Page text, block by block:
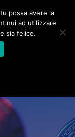
possa avere la
ad utilizzare
sia felice.